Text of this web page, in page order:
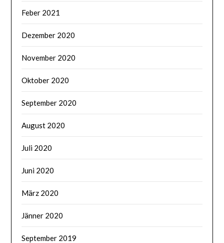
Feber 2021
Dezember 2020
November 2020
Oktober 2020
September 2020
August 2020
Juli 2020
Juni 2020
März 2020
Jänner 2020
September 2019